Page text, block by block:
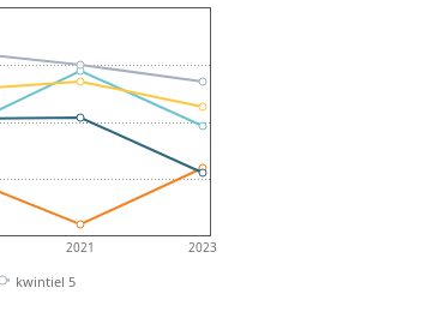
2021 2023
kwintiel 5